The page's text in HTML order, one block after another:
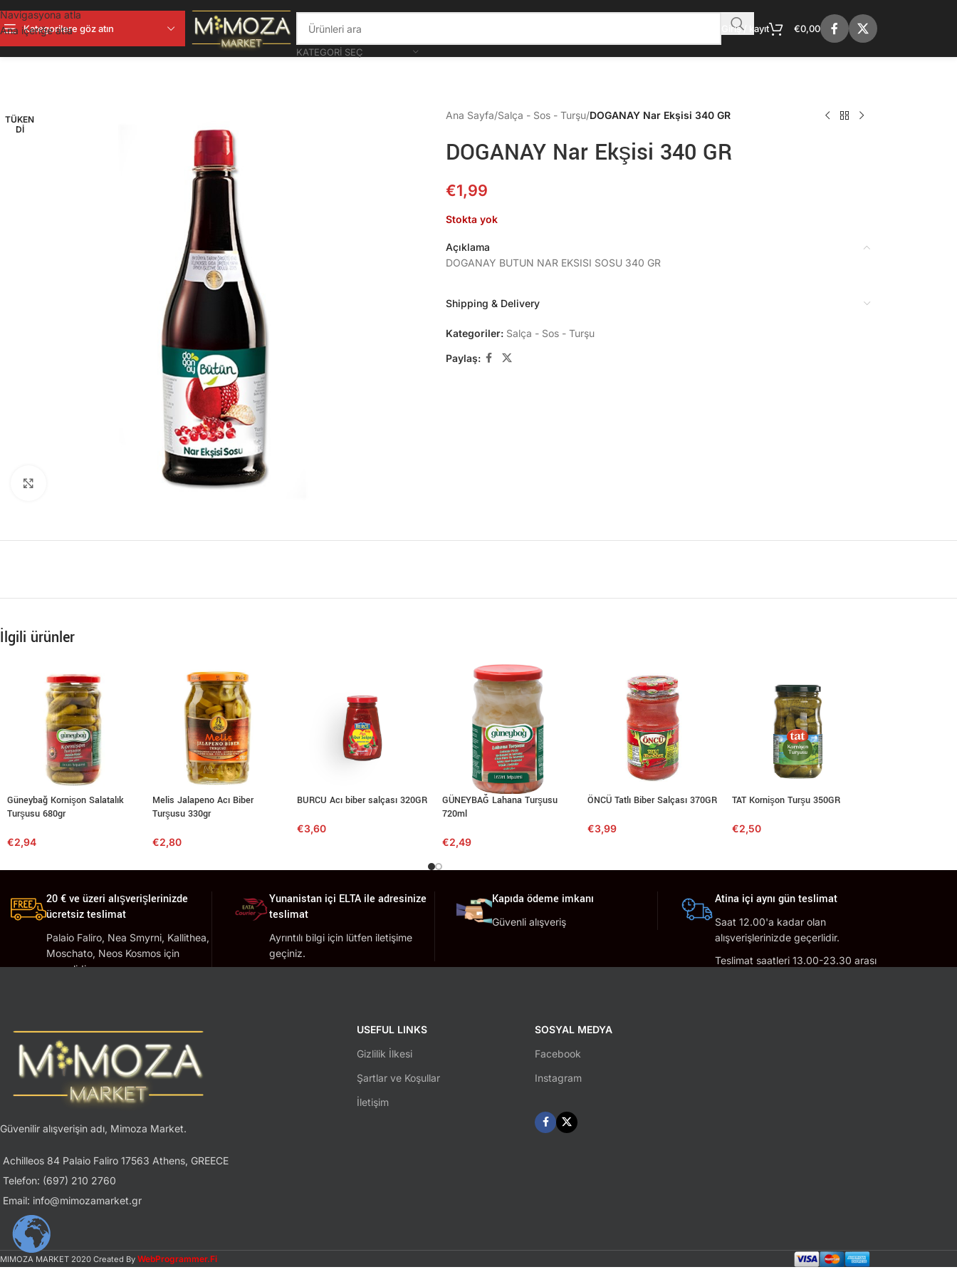
Navigasyona atla
Ana içeriğe atla
Kategorilere göz atın
KATEGORI SEÇ
Giriş / kayıt €0,00
TÜKEN
DI
Ana Sayfa/Salça - Sos - Turşu/DOGANAY Nar Ekşisi 340 GR
DOGANAY Nar Ekşisi 340 GR
€1,99
Stokta yok
Açıklama
DOGANAY BUTUN NAR EKSISI SOSU 340 GR
Shipping & Delivery
Kategoriler: Salça - Sos - Turşu
Paylaş:
İlgili ürünler
Güneybağ Kornişon Salatalık
Turşusu 680gr
€2,94
Melis Jalapeno Acı Biber
Turşusu 330gr
€2,80
BURCU Acı biber salçası 320GR
€3,60
GÜNEYBAĞ Lahana Turşusu
720ml
€2,49
ÖNCÜ Tatlı Biber Salçası 370GR
€3,99
TAT Kornişon Turşu 350GR
€2,50
20 € ve üzeri alışverişlerinizde
ücretsiz teslimat
Palaio Faliro, Nea Smyrni, Kallithea,
Moschato, Neos Kosmos için
geçerlidir.
Yunanistan içi ELTA ile adresinize
teslimat
Ayrıntılı bilgi için lütfen iletişime
geçiniz.
Kapıda ödeme imkanı
Güvenli alışveriş
Atina içi aynı gün teslimat
Saat 12.00'a kadar olan
alışverişlerinizde geçerlidir.
Teslimat saatleri 13.00-23.30 arası
Güvenilir alışverişin adı, Mimoza Market.
Achilleos 84 Palaio Faliro 17563 Athens, GREECE
Telefon: (697) 210 2760
Email: info@mimozamarket.gr
USEFUL LINKS
Gizlilik İlkesi
Şartlar ve Koşullar
İletişim
SOSYAL MEDYA
Facebook
Instagram
MIMOZA MARKET 2020 Created By WebProgrammer.Fi